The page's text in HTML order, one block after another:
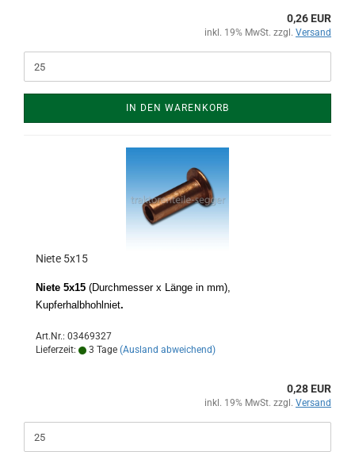
0,26 EUR
inkl. 19% MwSt. zzgl. Versand
IN DEN WARENKORB
Niete 5x15
Niete 5x15 (Durchmesser x Länge in mm),
Kupferhalbhohlniet.
Art.Nr.: 03469327
Lieferzeit:
3 Tage (Ausland abweichend)
0,28 EUR
inkl. 19% MwSt. zzgl. Versand